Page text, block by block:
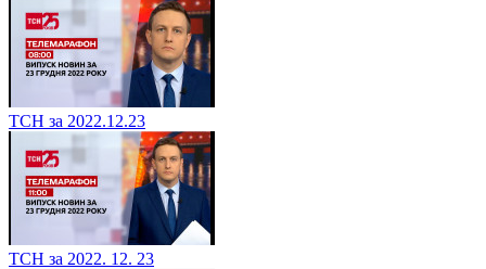
ТСН за 2022.12.23
ТСН за 2022. 12. 23